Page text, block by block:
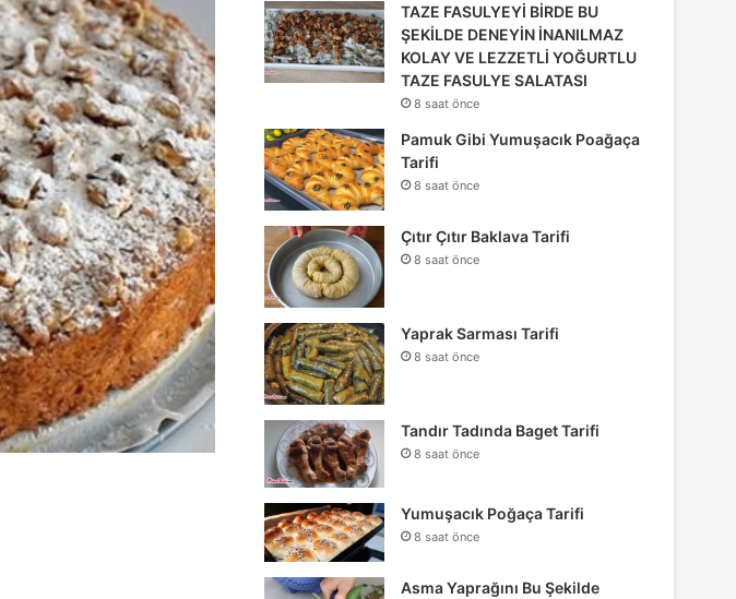
TAZE FASULYEYİ BİRDE BU
ŞEKİLDE DENEYİN İNANILMAZ
KOLAY VE LEZZETLİ YOĞURTLU
TAZE FASULYE SALATASI
8 saat önce
Pamuk Gibi Yumuşacık Poağaça
Tarifi
8 saat önce
Çıtır Çıtır Baklava Tarifi
8 saat önce
Yaprak Sarması Tarifi
8 saat önce
Tandır Tadında Baget Tarifi
8 saat önce
Yumuşacık Poğaça Tarifi
8 saat önce
Asma Yaprağını Bu Şekilde